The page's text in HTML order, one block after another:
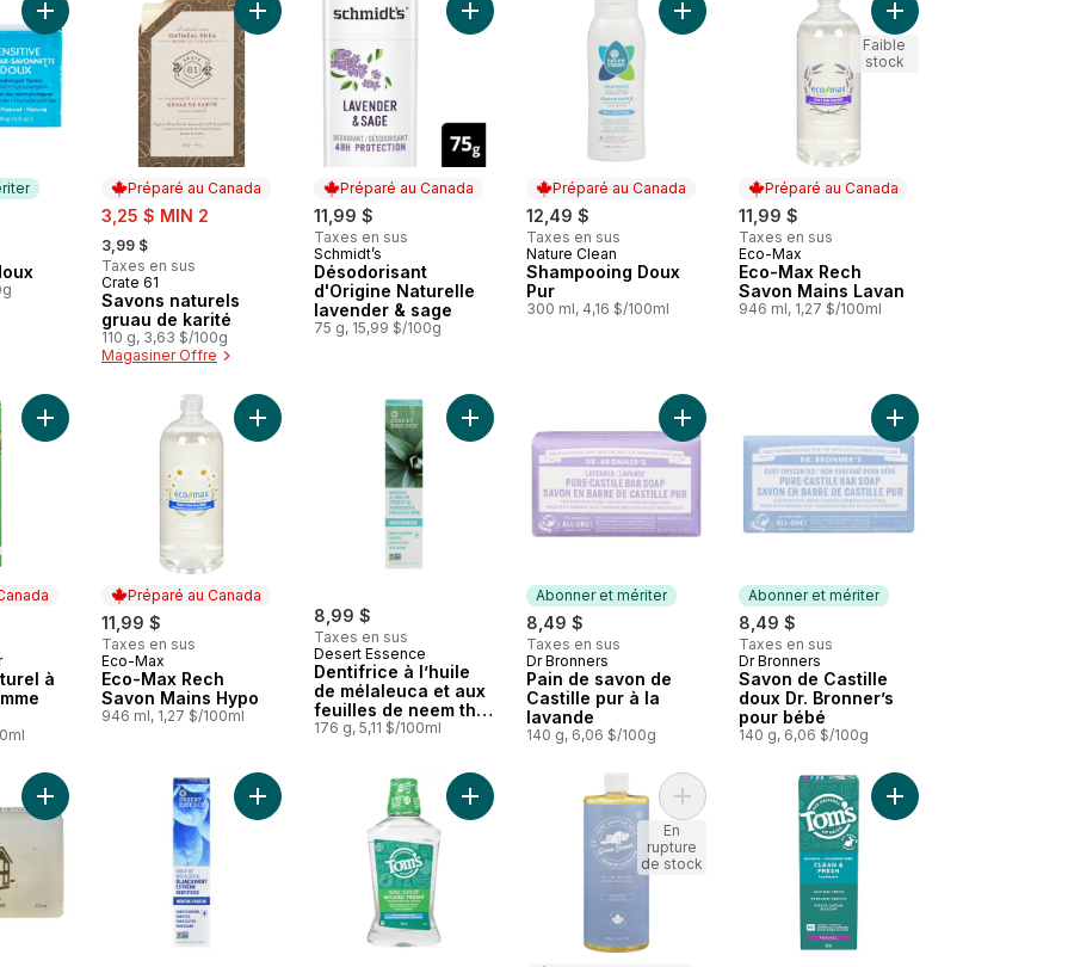
Ajouter Savonnette doux au panier
Préparé au Canada
sale:
3,25 $ MIN 2
, formerly:
3,99 $
Taxes en sus
Préparé au Canada
Crate 61
Savons naturels
gruau de karité
110 g, 3,63 $/100g
Magasiner Offre
Ajouter Savons naturels gruau de karité au panier
Préparé au Canada
11,99 $
Taxes en sus
Préparé au Canada
Schmidt’s
Désodorisant
d'Origine Naturelle
lavender & sage
75 g, 15,99 $/100g
Ajouter Désodorisant d'Origine Naturelle lavender & sage au panier
Préparé au Canada
12,49 $
Taxes en sus
Préparé au Canada
Nature Clean
Shampooing Doux
Pur
300 ml, 4,16 $/100ml
Ajouter Shampooing Doux Pur au panier
Préparé au Canada
11,99 $
Taxes en sus
Préparé au Canada
Eco-Max
Eco-Max Rech
Savon Mains Lavan
946 ml, 1,27 $/100ml
Ajouter Eco-Max
Faible
stock
à
Ajouter Dentifrice naturel à saveur de pomme verte au panier
Préparé au Canada
11,99 $
Taxes en sus
Préparé au Canada
Eco-Max
Eco-Max Rech
Savon Mains Hypo
946 ml, 1,27 $/100ml
Ajouter Eco-Max Rech Savon Mains Hypo au panier
8,99 $
Taxes en sus
Desert Essence
Dentifrice à l’huile
de mélaleuca et aux
feuilles de neem thé
des bois
176 g, 5,11 $/100ml
Ajouter Dentifrice à l’huile de mélaleuca et aux feuilles de neem thé des
Abonner et mériter
8,49 $
Taxes en sus
Abonner et mériter
Dr Bronners
Pain de savon de
Castille pur à la
lavande
140 g, 6,06 $/100g
Ajouter Pain de savon de Castille pur à la
Abonner et mériter
8,49 $
Taxes en sus
Abonner et mériter
Dr Bronners
Savon de Castille
doux Dr. Bronner’s
pour bébé
140 g, 6,06 $/100g
Ajouter Savon de
Ajouter Huile et graines de chanvre au panierAjouter Dentifrice huile de mélaleuca naturelle au panier
Ajouter Rince-bouche naturel sans fluorure Wicked Fresh, Menthe fraîche
Ajouter Savon Castille non parfumé au panier
En
rupture
de stock
Ajouter Clean et